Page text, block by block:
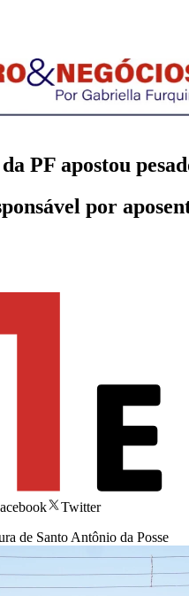
PF apostou
por
Twitter
de Santo Antônio da Posse